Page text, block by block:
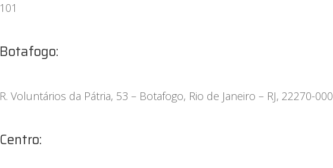
101
Botafogo:
R. Voluntários da Pátria, 53 – Botafogo, Rio de Janeiro – RJ, 22270-000
Centro: